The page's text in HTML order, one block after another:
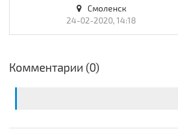
Смоленск
24-02-2020, 14:18
Комментарии (0)